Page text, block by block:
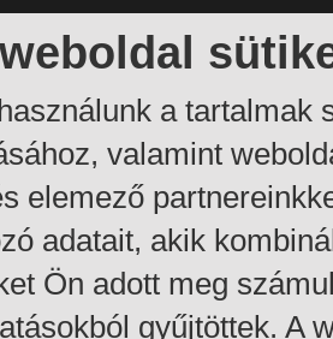
a tartalmak
valamint
elemező
adatait, akik
Ön adott meg
gyűjtöttek. A